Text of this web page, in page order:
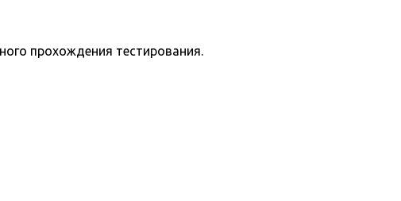
прохождения тестирования.